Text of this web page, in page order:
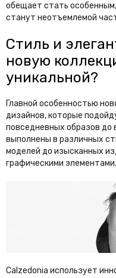
обещает стать
станут неотъемлемой
Стиль и
новую
уникальной?
Главной особенностью
дизайнов, которые
повседневных образов до
выполнены в различных
моделей до изысканных
графическими элементами.
Calzedonia использует